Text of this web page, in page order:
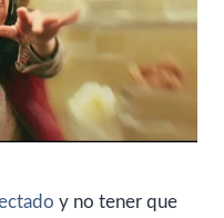
y no tener que